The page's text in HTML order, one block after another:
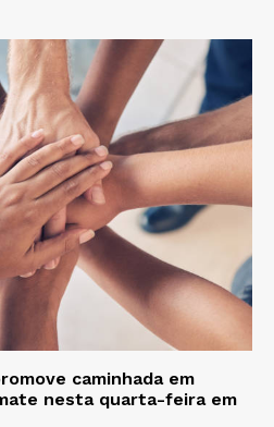
caminhada em
nesta quarta-feira em